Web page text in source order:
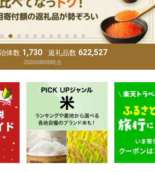
体数 1,730 返礼品数 622,527
2026/08/06時点